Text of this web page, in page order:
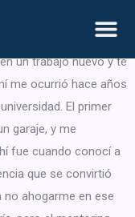
un trabajo nuevo y te
me ocurrió hace años
El primer
garaje, y me
fue cuando conocí a
que se convirtió
ahogarme en ese